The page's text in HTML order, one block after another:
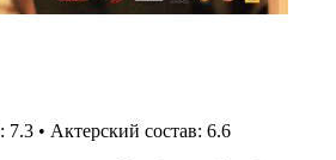
7.3 • Актерский состав: 6.6